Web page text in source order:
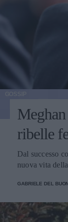
ribelle
Dal successo
nuova vita
GABRIELE DEL